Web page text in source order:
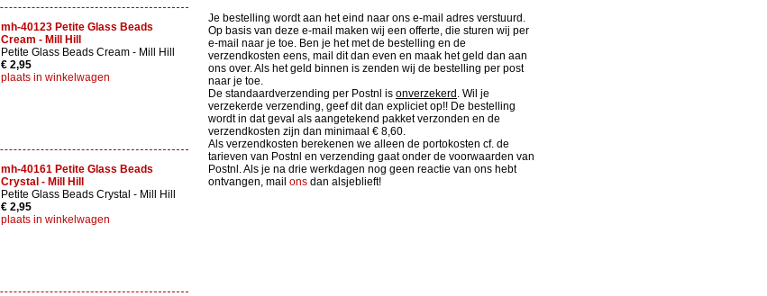
mh-40123 Petite Glass Beads
Cream - Mill Hill
Petite Glass Beads Cream - Mill Hill
€ 2,95
plaats in winkelwagen
mh-40161 Petite Glass Beads
Crystal - Mill Hill
Petite Glass Beads Crystal - Mill Hill
€ 2,95
plaats in winkelwagen
Je bestelling wordt aan het eind naar ons e-mail adres verstuurd.
Op basis van deze e-mail maken wij een offerte, die sturen wij per
e-mail naar je toe. Ben je het met de bestelling en de
verzendkosten eens, mail dit dan even en maak het geld dan aan
ons over. Als het geld binnen is zenden wij de bestelling per post
naar je toe.
De standaardverzending per Postnl is onverzekerd . Wil je
verzekerde verzending, geef dit dan expliciet op!! De bestelling
wordt in dat geval als aangetekend pakket verzonden en de
verzendkosten zijn dan minimaal € 8,60.
Als verzendkosten berekenen we alleen de portokosten cf. de
tarieven van Postnl en verzending gaat onder de voorwaarden van
Postnl. Als je na drie werkdagen nog geen reactie van ons hebt
ontvangen, mail ons dan alsjeblieft!